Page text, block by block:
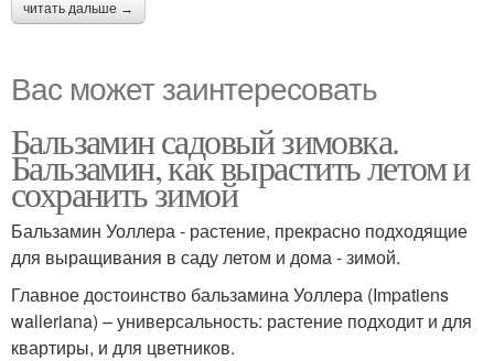
читать дальше →
Вас может заинтересовать
Бальзамин садовый зимовка.
Бальзамин, как вырастить летом и
сохранить зимой
Бальзамин Уоллера - растение, прекрасно подходящие
для выращивания в саду летом и дома - зимой.
Главное достоинство бальзамина Уоллера (Impatiens
walleriana) – универсальность: растение подходит и для
квартиры, и для цветников.